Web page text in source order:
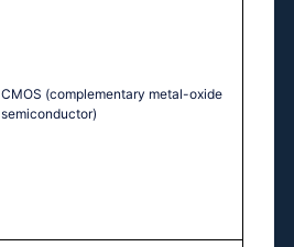
CMOS (complementary metal-oxide
semiconductor)